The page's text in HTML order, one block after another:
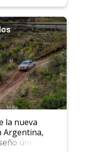
la nueva
Argentina,
único: a